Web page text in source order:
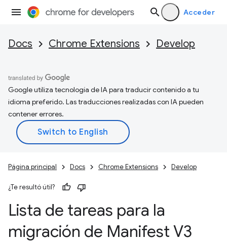
Acceder
Docs Chrome Extensions Develop
Google utiliza tecnología de IA para traducir contenido a tu
idioma preferido. Las traducciones realizadas con IA pueden
contener errores.
Página principal Docs Chrome Extensions Develop
¿Te resultó útil?
Lista de tareas para la
migración de Manifest V3